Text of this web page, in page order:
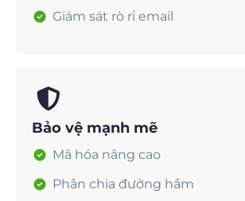
Giám sát rò rỉ email
Bảo vệ mạnh mẽ
Mã hóa nâng cao
Phân chia đường hầm